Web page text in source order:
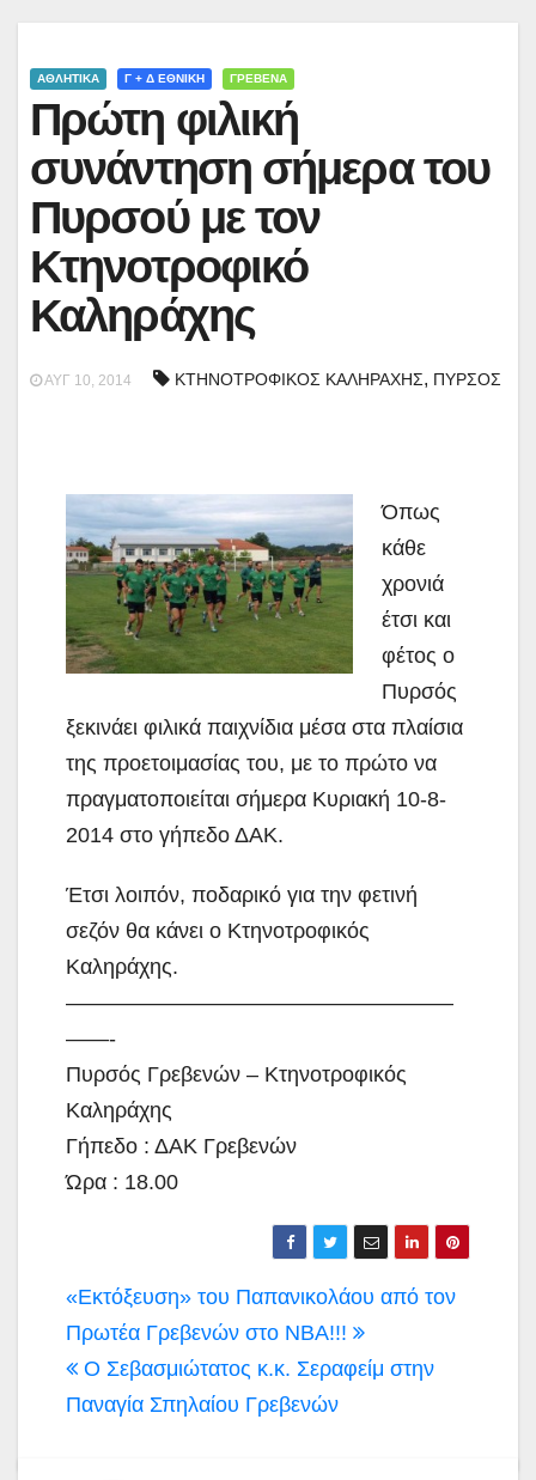
ΑΘΛΗΤΙΚΑ Γ + Δ ΕΘΝΙΚΉ ΓΡΕΒΕΝΑ
Πρώτη φιλική
συνάντηση σήμερα του
Πυρσού με τον
Κτηνοτροφικό
Καληράχης
ΑΥΓ 10, 2014 ΚΤΗΝΟΤΡΟΦΙΚΟΣ ΚΑΛΗΡΑΧΗΣ, ΠΥΡΣΟΣ
Όπως
κάθε
χρονιά
έτσι και
φέτος ο
Πυρσός
ξεκινάει φιλικά παιχνίδια μέσα στα πλαίσια
της προετοιμασίας του, με το πρώτο να
πραγματοποιείται σήμερα Κυριακή 10-8-
2014 στο γήπεδο ΔΑΚ.
Έτσι λοιπόν, ποδαρικό για την φετινή
σεζόν θα κάνει ο Κτηνοτροφικός
Καληράχης.
——————————————————
——-
Πυρσός Γρεβενών – Κτηνοτροφικός
Καληράχης
Γήπεδο : ΔΑΚ Γρεβενών
Ώρα : 18.00
Πλοήγηση
άρθρων
«Εκτόξευση» του Παπανικολάου από τον
Πρωτέα Γρεβενών στο NBA!!!
Ο Σεβασμιώτατος κ.κ. Σεραφείμ στην
Παναγία Σπηλαίου Γρεβενών